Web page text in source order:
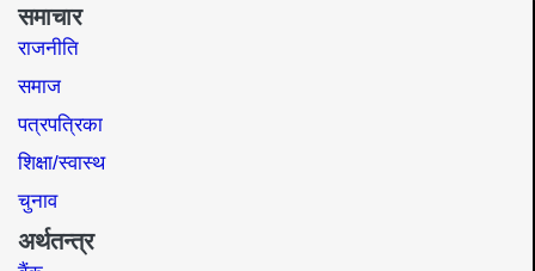
समाचार
राजनीति
समाज​
पत्रपत्रिका
शिक्षा/स्वास्थ
चुनाव
अर्थतन्त्र